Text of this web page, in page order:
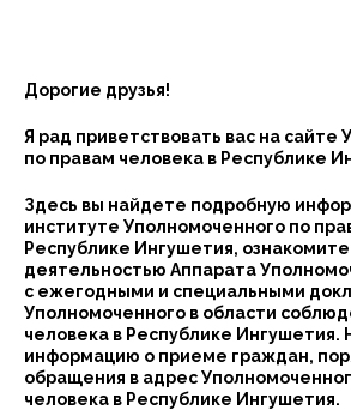
Дорогие друзья!
Я рад приветствовать вас на сайте
по правам человека в Республике
Здесь вы найдете подробную
институте Уполномоченного по
Республике Ингушетия,
деятельностью Аппарата
с ежегодными и специальными
Уполномоченного в области
человека в Республике Ингушетия.
информацию о приеме граждан,
обращения в адрес
человека в Республике Ингушетия.